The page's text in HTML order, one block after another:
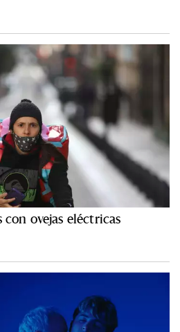
ovejas eléctricas